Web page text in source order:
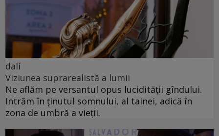
dalí
Viziunea suprarealistă a lumii
Ne aflăm pe versantul opus lucidității gîndului.
Intrăm în ținutul somnului, al tainei, adică în
zona de umbră a vieții.